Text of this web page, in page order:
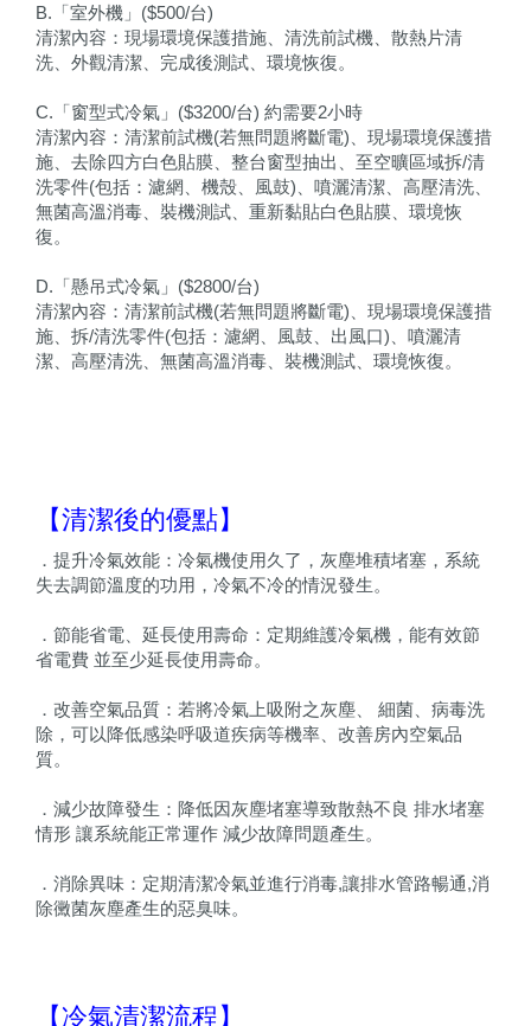
B.「室外機」($500/台)
清潔內容：現場環境保護措施、清洗前試機、散熱片清
洗、外觀清潔、完成後測試、環境恢復。
C.「窗型式冷氣」($3200/台) 約需要2小時
清潔內容：清潔前試機(若無問題將斷電)、現場環境保護措
施、去除四方白色貼膜、整台窗型抽出、至空曠區域拆/清
洗零件(包括：濾網、機殼、風鼓)、噴灑清潔、高壓清洗、
無菌高溫消毒、裝機測試、重新黏貼白色貼膜、環境恢
復。
D.「懸吊式冷氣」($2800/台)
清潔內容：清潔前試機(若無問題將斷電)、現場環境保護措
施、拆/清洗零件(包括：濾網、風鼓、出風口)、噴灑清
潔、高壓清洗、無菌高溫消毒、裝機測試、環境恢復。
【清潔後的優點】
．提升冷氣效能：冷氣機使用久了，灰塵堆積堵塞，系統
失去調節溫度的功用，冷氣不冷的情況發生。
．節能省電、延長使用壽命：定期維護冷氣機，能有效節
省電費 並至少延長使用壽命。
．改善空氣品質：若將冷氣上吸附之灰塵、 細菌、病毒洗
除，可以降低感染呼吸道疾病等機率、改善房內空氣品
質。
．減少故障發生：降低因灰塵堵塞導致散熱不良 排水堵塞
情形 讓系統能正常運作 減少故障問題產生。
．消除異味：定期清潔冷氣並進行消毒,讓排水管路暢通,消
除黴菌灰塵產生的惡臭味。
【冷氣清潔流程】